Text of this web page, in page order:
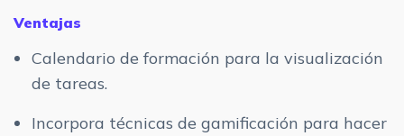
Ventajas
Calendario de formación para la visualización
de tareas.
Incorpora técnicas de gamificación para hacer